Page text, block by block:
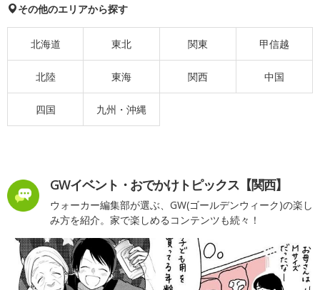
その他のエリアから探す
北海道 東北 関東 甲信越
北陸 東海 関西 中国
四国 九州・沖縄
GWイベント・おでかけトピックス【関西】
ウォーカー編集部が選ぶ、GW(ゴールデンウィーク)の楽し
み方を紹介。家で楽しめるコンテンツも続々！